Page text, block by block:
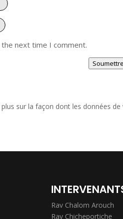
next time I comment.
plus sur la façon dont les données de
Rav Chalom Arouch
Rav Chicheportiche